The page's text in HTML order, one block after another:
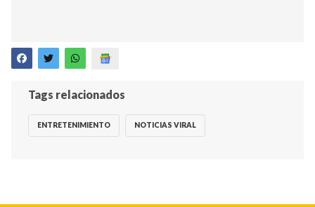
Tags relacionados
ENTRETENIMIENTO NOTICIAS VIRAL